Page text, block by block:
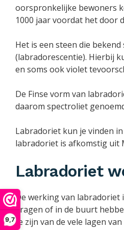
9,7
oorspronkelijke bewoners
1000 jaar voordat het door
Het is een steen die
(labradorescentie). Hierbij
en soms ook violet
De Finse vorm van
daarom spectroliet
Labradoriet kun je vinden
labradoriet is afkomstig uit
Labradoriet
De werking van labradoriet
dragen of in de buurt
te zijn van de vele lagen